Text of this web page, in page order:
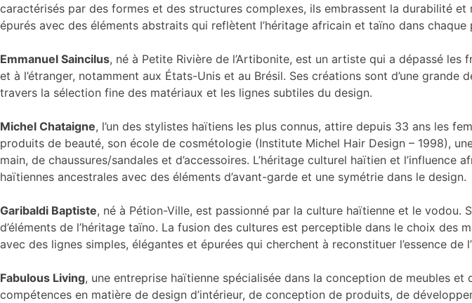
caractérisés par des formes et des structures complexes, ils embrassent la durabilité
épurés avec des éléments abstraits qui reflètent l’héritage africain et taïno dans
Emmanuel Saincilus, né à Petite Rivière de l’Artibonite, est un artiste qui a dépassé
et à l’étranger, notamment aux États-Unis et au Brésil. Ses créations sont d’une
travers la sélection fine des matériaux et les lignes subtiles du design.
Michel Chataigne, l’un des stylistes haïtiens les plus connus, attire depuis 33 ans les
produits de beauté, son école de cosmétologie (Institute Michel Hair Design – 1998),
main, de chaussures/sandales et d’accessoires. L’héritage culturel haïtien et
haïtiennes ancestrales avec des éléments d’avant-garde et une symétrie dans le design.
Garibaldi Baptiste, né à Pétion-Ville, est passionné par la culture haïtienne et le vodou.
d’éléments de l’héritage taïno. La fusion des cultures est perceptible dans le choix
avec des lignes simples, élégantes et épurées qui cherchent à reconstituer l’essence de
Fabulous Living, une entreprise haïtienne spécialisée dans la conception de meubles
compétences en matière de design d’intérieur, de conception de produits, de